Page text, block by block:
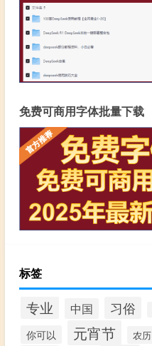
免费可商用字体批量下载
标签
专业 中国 习俗
你可以 元宵节 农历